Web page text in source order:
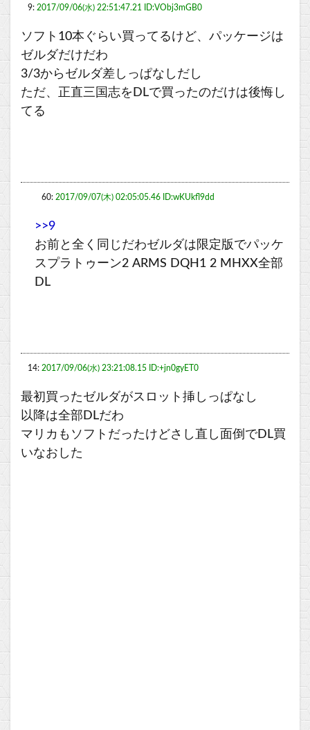
9: 2017/09/06(水) 22:51:47.21 ID:VObj3mGB0
ソフト10本ぐらい買ってるけど、パッケージは
ゼルダだけだわ
3/3からゼルダ差しっぱなしだし
ただ、正直三国志をDLで買ったのだけは後悔し
てる
60: 2017/09/07(木) 02:05:05.46 ID:wKUkfl9dd
>>9
お前と全く同じだわゼルダは限定版でパッケ
スプラトゥーン2 ARMS DQH1 2 MHXX全部
DL
14: 2017/09/06(水) 23:21:08.15 ID:+jn0gyET0
最初買ったゼルダがスロット挿しっぱなし
以降は全部DLだわ
マリカもソフトだったけどさし直し面倒でDL買
いなおした